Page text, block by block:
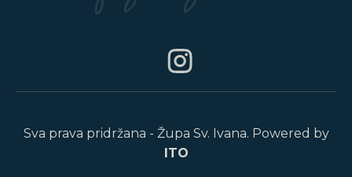
Sva prava pridržana - Župa Sv. Ivana. Powered by
ITO